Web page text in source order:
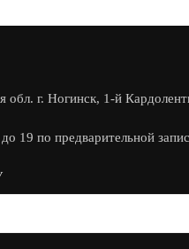
обл. г. Ногинск, 1-й
19 по предварительной